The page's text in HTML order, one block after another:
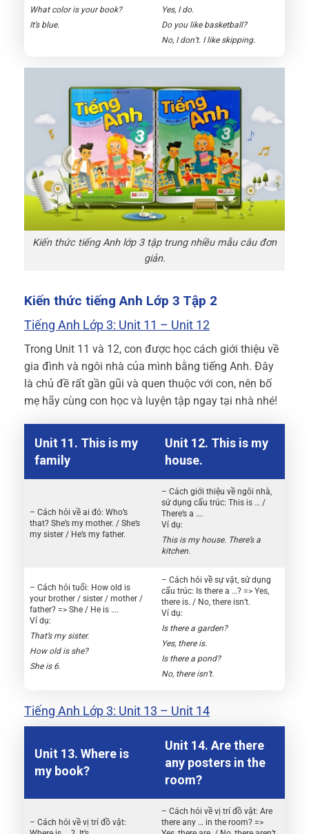
What color is your book?
It’s blue.
Yes, I do.
Do you like basketball?
No, I don’t. I like skipping.
Kiến thức tiếng Anh lớp 3 tập trung nhiều mẫu câu đơn
giản.
Kiến thức tiếng Anh Lớp 3 Tập 2
Tiếng Anh Lớp 3: Unit 11 – Unit 12
Trong Unit 11 và 12, con được học cách giới thiệu về
gia đình và ngôi nhà của mình bằng tiếng Anh. Đây
là chủ đề rất gần gũi và quen thuộc với con, nên bố
mẹ hãy cùng con học và luyện tập ngay tại nhà nhé!
Unit 11. This is my
family
Unit 12. This is my
house.
– Cách hỏi về ai đó: Who’s
that? She’s my mother. / She’s
my sister / He’s my father.
– Cách giới thiệu về ngôi nhà,
sử dụng cấu trúc: This is … /
There’s a ….
Ví dụ:
This is my house. There’s a
kitchen.
– Cách hỏi tuổi: How old is
your brother / sister / mother /
father? => She / He is ….
Ví dụ:
That’s my sister.
How old is she?
She is 6.
– Cách hỏi về sự vật, sử dụng
cấu trúc: Is there a …? => Yes,
there is. / No, there isn’t.
Ví dụ:
Is there a garden?
Yes, there is.
Is there a pond?
No, there isn’t.
Tiếng Anh Lớp 3: Unit 13 – Unit 14
Unit 13. Where is
my book?
Unit 14. Are there
any posters in the
room?
– Cách hỏi về vị trí đồ vật:
– Cách hỏi về vị trí đồ vật: Are
there any … in the room? =>